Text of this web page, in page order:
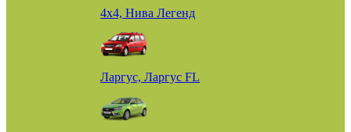
4х4, Нива Легенд
Ларгус, Ларгус FL